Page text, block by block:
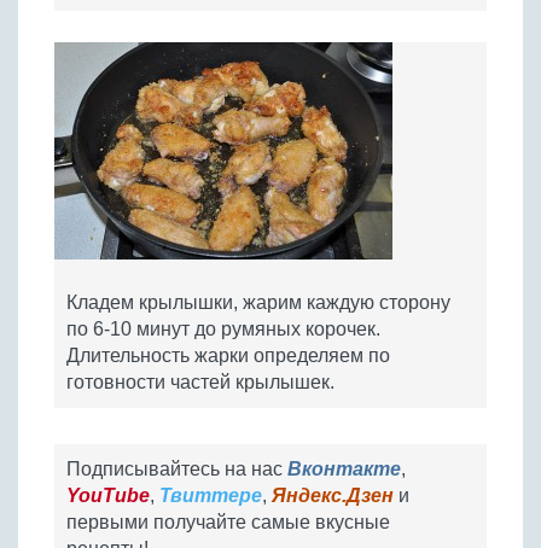
Кладем крылышки, жарим каждую сторону
по 6-10 минут до румяных корочек.
Длительность жарки определяем по
готовности частей крылышек.
Подписывайтесь на нас Вконтакте,
YouTube, Твиттере, Яндекс.Дзен и
первыми получайте самые вкусные